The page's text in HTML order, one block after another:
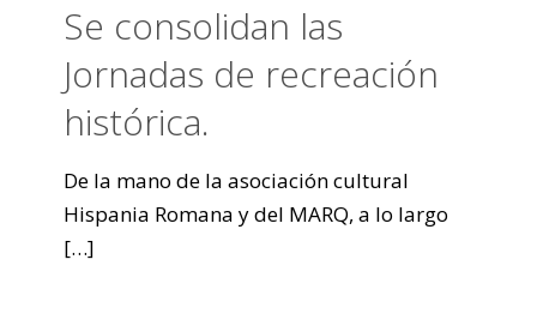
Se consolidan las
Jornadas de recreación
histórica.
De la mano de la asociación cultural
Hispania Romana y del MARQ, a lo largo
[…]